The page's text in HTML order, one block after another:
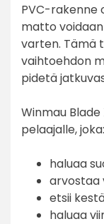
PVC-rakenne
matto
varten. Tämä
vaihtoehdon
pidetä
Winmau
pelaajalle, joka:
haluaa
arvostaa
etsii
haluaa